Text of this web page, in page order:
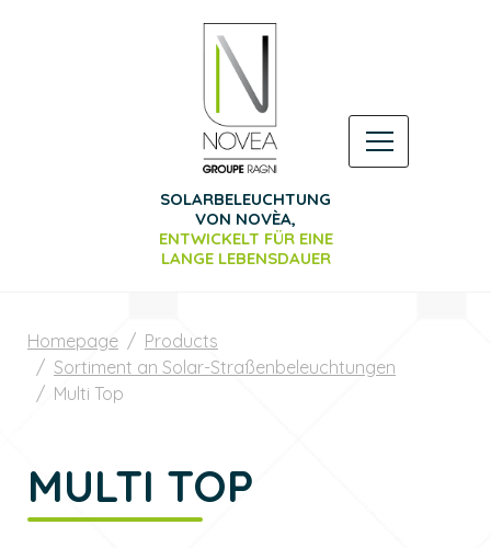
SOLARBELEUCHTUNG
VON NOVÈA,
ENTWICKELT FÜR EINE
LANGELEBENSDAUER
Homepage
Products
Sortiment an Solar-Straßenbeleuchtungen
Multi Top
MULTI TOP